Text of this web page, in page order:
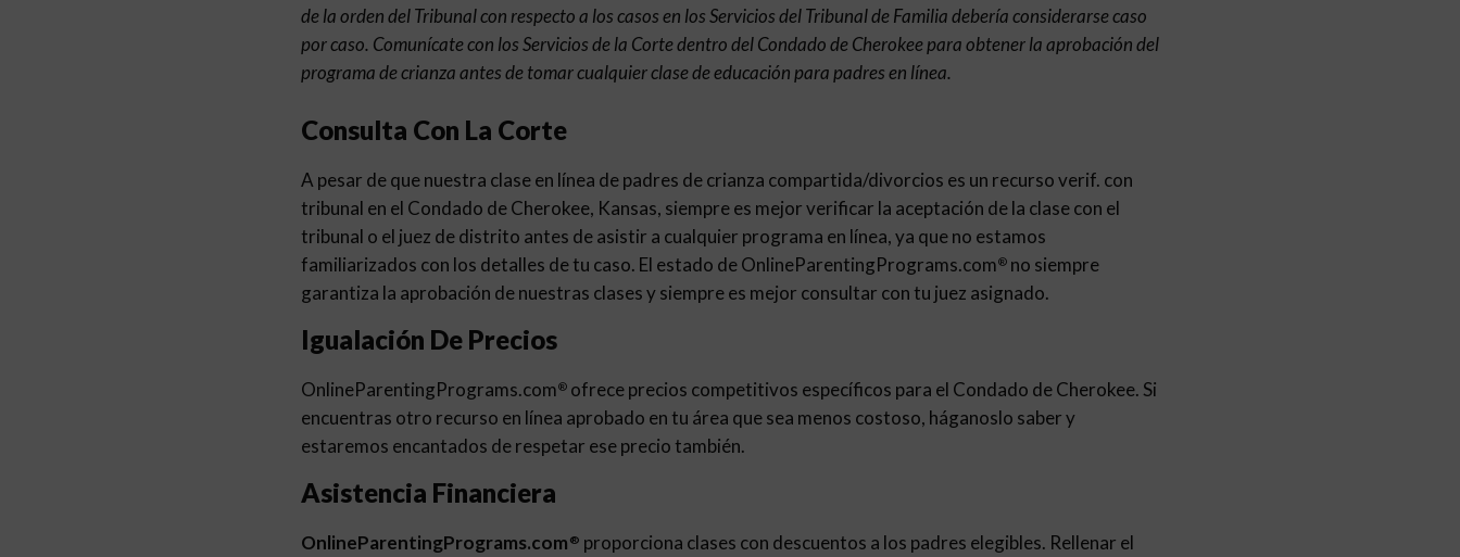
de la orden del Tribunal con respecto a los casos en los Servicios del Tribunal de Familia debería considerarse caso
por caso. Comunícate con los Servicios de la Corte dentro del Condado de Cherokee para obtener la aprobación del
programa de crianza antes de tomar cualquier clase de educación para padres en línea.
Consulta Con La Corte
A pesar de que nuestra clase en línea de padres de crianza compartida/divorcios es un recurso verif. con
tribunal en el Condado de Cherokee, Kansas, siempre es mejor verificar la aceptación de la clase con el
tribunal o el juez de distrito antes de asistir a cualquier programa en línea, ya que no estamos
familiarizados con los detalles de tu caso. El estado de OnlineParentingPrograms.com® no siempre
garantiza la aprobación de nuestras clases y siempre es mejor consultar con tu juez asignado.
Igualación De Precios
OnlineParentingPrograms.com® ofrece precios competitivos específicos para el Condado de Cherokee. Si
encuentras otro recurso en línea aprobado en tu área que sea menos costoso, háganoslo saber y
estaremos encantados de respetar ese precio también.
Asistencia Financiera
OnlineParentingPrograms.com ® proporciona clases con descuentos a los padres elegibles. Rellenar el